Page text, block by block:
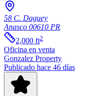
58 C. Daguey
Anasco 00610 PR
2,000 ft2
Oficina en venta
Gonzalez Property
Publicado hace 46 días